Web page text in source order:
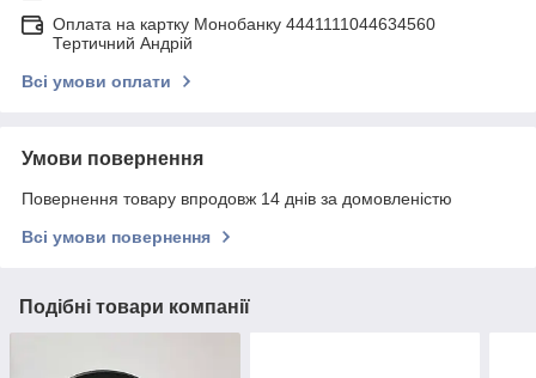
Оплата на картку Монобанку 4441111044634560
Тертичний Андрій
Всі умови оплати
Умови повернення
Повернення товару впродовж 14 днів за домовленістю
Всі умови повернення
Подібні товари компанії